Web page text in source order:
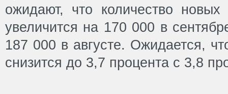
ожидают, что количество
увеличится на 170 000 в
187 000 в августе. Ожидается,
снизится до 3,7 процента с 3,8